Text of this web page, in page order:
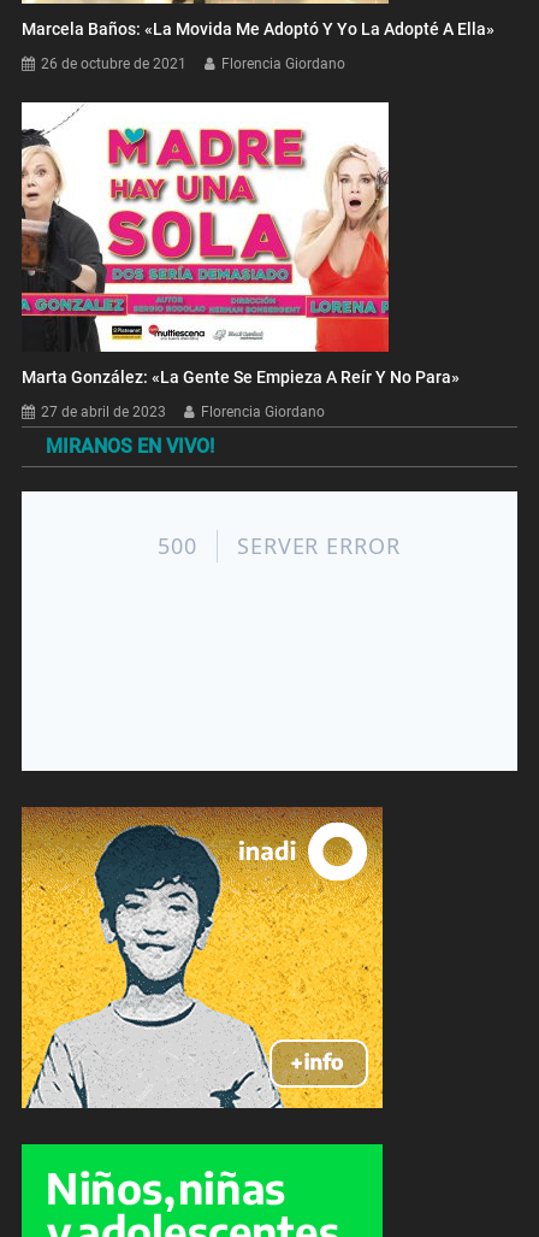
Marcela Baños: «La Movida Me Adoptó Y Yo La Adopté A Ella»
26 de octubre de 2021 Florencia Giordano
Marta González: «La Gente Se Empieza A Reír Y No Para»
27 de abril de 2023 Florencia Giordano
MIRANOS EN VIVO!